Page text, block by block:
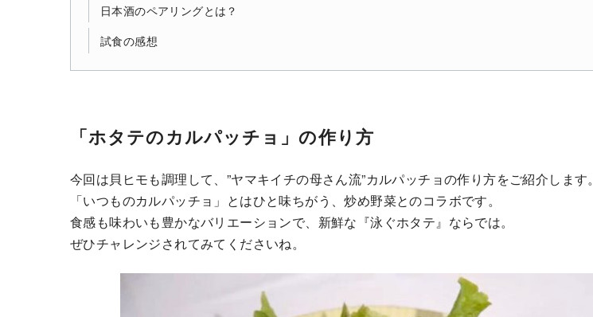
日本酒のペアリングとは？
試食の感想
「ホタテのカルパッチョ」の作り方
今回は貝ヒモも調理して、”ヤマキイチの母さん流”カルパッチョの作り方をご紹介します。
「いつものカルパッチョ」とはひと味ちがう、炒め野菜とのコラボです。
食感も味わいも豊かなバリエーションで、新鮮な『泳ぐホタテ』ならでは。
ぜひチャレンジされてみてくださいね。